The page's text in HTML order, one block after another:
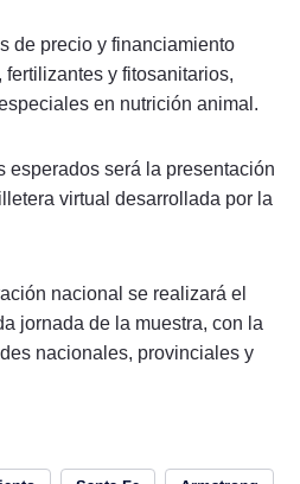
de precio y financiamiento
y fitosanitarios,
en nutrición animal.
esperados será la presentación
virtual desarrollada por la
nacional se realizará el
jornada de la muestra, con la
nacionales, provinciales y